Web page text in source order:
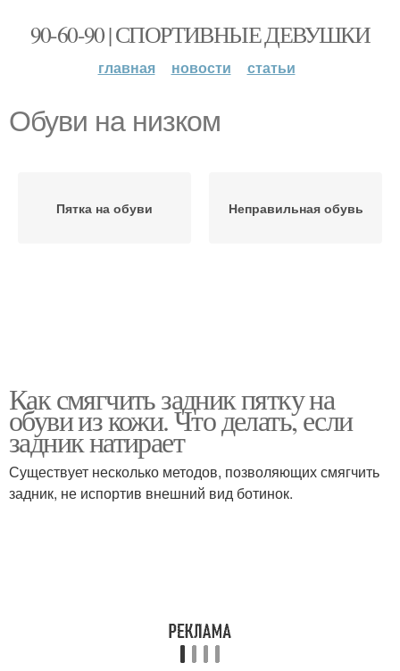
90-60-90 | СПОРТИВНЫЕ ДЕВУШКИ
главная новости статьи
Обуви на низком
Пятка на обуви Неправильная обувь
Как смягчить задник пятку на
обуви из кожи. Что делать, если
задник натирает
Существует несколько методов, позволяющих смягчить
задник, не испортив внешний вид ботинок.